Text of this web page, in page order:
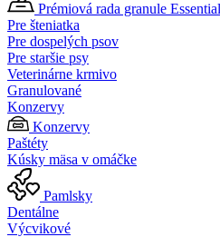
Prémiová rada granule
Pre šteniatka
Pre dospelých psov
Pre staršie psy
Veterinárne krmivo
Granulované
Konzervy
Konzervy
Paštéty
Kúsky mäsa v omáčke
Pamlsky
Dentálne
Výcvikové